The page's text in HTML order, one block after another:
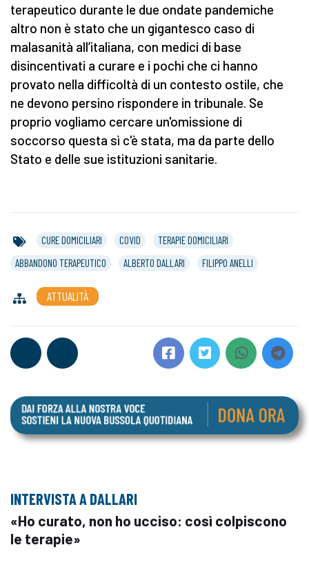
terapeutico durante le due ondate pandemiche
altro non è stato che un gigantesco caso di
malasanità all’italiana, con medici di base
disincentivati a curare e i pochi che ci hanno
provato nella difficoltà di un contesto ostile, che
ne devono persino rispondere in tribunale. Se
proprio vogliamo cercare un'omissione di
soccorso questa sì c'è stata, ma da parte dello
Stato e delle sue istituzioni sanitarie.
CURE DOMICILIARI COVID
TERAPIE DOMICILIARI
ABBANDONO TERAPEUTICO
ALBERTO DALLARI FILIPPO ANELLI
ATTUALITÀ
INTERVISTA A DALLARI
«Ho curato, non ho ucciso: così colpiscono
le terapie»